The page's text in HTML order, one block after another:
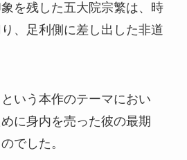
を残した五大院宗繁は、時
、足利側に差し出した非道
という本作のテーマにおい
に身内を売った彼の最期
でした。